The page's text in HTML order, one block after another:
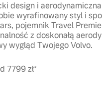
design i
wyrafinowany styl i
pojemnik Travel
z doskonałą
wygląd Twojego Volvo.
7799 zł*